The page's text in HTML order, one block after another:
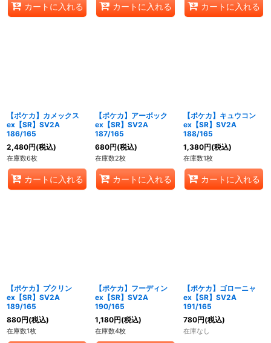
カートに入れる カートに入れる カートに入れる
【ポケカ】カメックス
ex【SR】SV2A
186/165
2,480円(税込)
在庫数6枚
カートに入れる
【ポケカ】アーボック
ex【SR】SV2A
187/165
680円(税込)
在庫数2枚
カートに入れる
【ポケカ】キュウコン
ex【SR】SV2A
188/165
1,380円(税込)
在庫数1枚
カートに入れる
【ポケカ】プクリン
ex【SR】SV2A
189/165
880円(税込)
在庫数1枚
【ポケカ】フーディン
ex【SR】SV2A
190/165
1,180円(税込)
在庫数4枚
【ポケカ】ゴローニャ
ex【SR】SV2A
191/165
780円(税込)
在庫なし